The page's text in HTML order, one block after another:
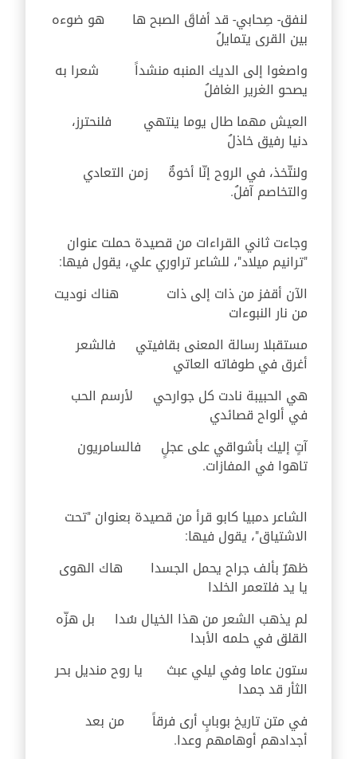
لنفق- صِحابي- قد أفاقَ الصبح ها هو ضوءه
بين القرى يتمايلُ
واصغوا إلى الديك المنبه منشداً شعرا به
يصحو الغرير الغافلُ
العيش مهما طال يوما ينتهي فلنحترز،
دنيا رفيق خاذلُ
ولنتّخذ، في الروح إنّا أخوةٌ زمن التعادي
والتخاصم آفلُ.
وجاءت ثاني القراءات من قصيدة حملت عنوان
"ترانيم ميلاد"، للشاعر تراوري علي، يقول فيها:
الآن أقفز من ذات إلى ذات هناك نوديت
من نار النبوءات
مستقبلا رسالة المعنى بقافيتي فالشعر
أغرق في طوفاته العاتي
هي الحبيبة نادت كل جوارحي لأرسم الحب
في ألواح قصائدي
آتٍ إليك بأشواقي على عجلٍ فالسامريون
تاهوا في المفازات.
الشاعر دمبيا كابو قرأ من قصيدة بعنوان "تحت
الاشتياق"، يقول فيها:
ظهرٌ بألف جراح يحمل الجسدا هاك الهوى
يا يد فلتعمر الخلدا
لم يذهب الشعر من هذا الخيال سُدا بل هزّه
القلق في حلمه الأبدا
ستون عاما وفي ليلي عبث يا روح منديل بحر
الثأر قد جمدا
في متن تاريخ بوبابٍ أرى فرقاً من بعد
أجدادهم أوهامهم وعدا.